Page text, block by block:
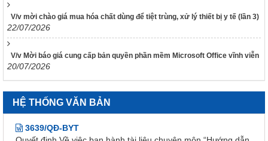
V/v mời chào giá mua hóa chất dùng để tiệt trùng, xử lý thiết bị y tế (lần 3)
22/07/2026
V/v Mời báo giá cung cấp bản quyền phần mềm Microsoft Office vĩnh viễn
20/07/2026
HỆ THỐNG VĂN BẢN
Khánh Hòa tại cuộc họp Ban Chỉ đạo phòng, chống dịch
Covid-19 ngày 11/02/2022
Kết luận của Chủ tịch UBND tỉnh Nguyễn Tấn Tuân kiêm
Trưởng Ban chỉ đạo phòng, chống dịch Covid-19 tỉnh Khánh
Hòa tại cuộc họp Ban chỉ đạo phòng, chống dịch Covid-19
ngày 25/01/2022
3639/QĐ-BYT
Quyết định Về việc ban hành tài liệu chuyên môn “Hướng dẫn
quy trình kỹ thuật về Huyết học” – Tập 1